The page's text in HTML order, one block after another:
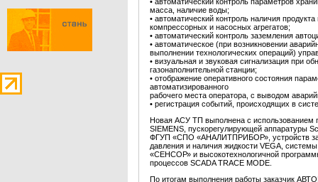
масса, наличие воды;
• автоматический контроль наличия
компрессорных и насосных агрегатов;
• автоматический контроль заземления
• автоматическое (при возникновении
выполнении технологических операций)
• визуальная и звуковая сигнализация при
газонаполнительной станции;
• отображение оперативного состояния
автоматизированного
рабочего места оператора, с выводом
• регистрация событий, происходящих в
Новая АСУ ТП выполнена с использованием
SIEMENS, пускорегулирующей аппаратуры
ФГУП «СПО «АНАЛИТПРИБОР», устройств
давления и наличия жидкости VEGA,
«СЕНСОР» и высокотехнологичной
процессов SCADA TRACE MODE.
По итогам выполнения работы заказчик